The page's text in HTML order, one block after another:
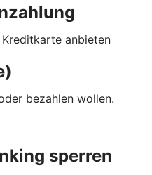
anbieten
bezahlen wollen.
sperren